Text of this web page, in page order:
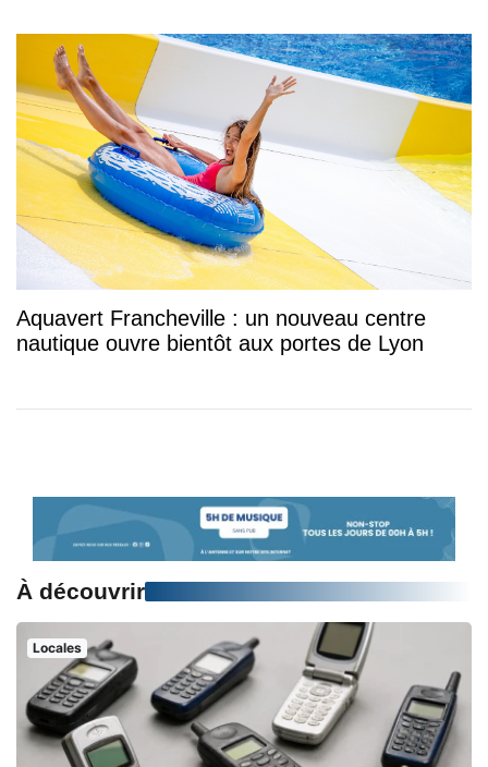
Aquavert Francheville : un nouveau centre
nautique ouvre bientôt aux portes de Lyon
À découvrir
Locales